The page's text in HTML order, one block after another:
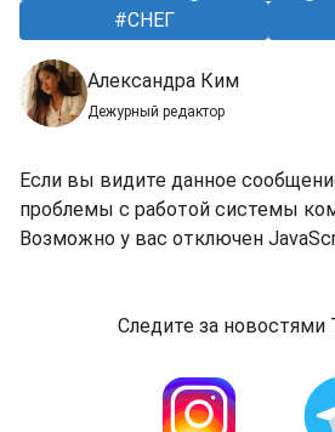
СНЕГ
Александра Ким
Дежурный редактор
Если вы видите данное
проблемы с работой системы
Возможно у вас отключен
Следите за новостями